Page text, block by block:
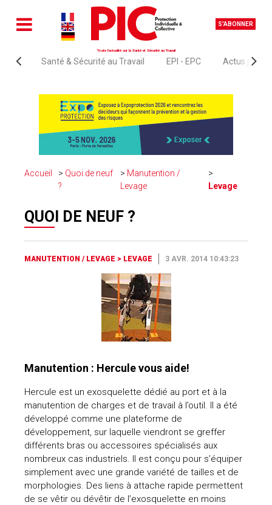
S'ABONNER
Toute l'actualité sur la Santé et Sécurité au Travail
Santé & Sécurité au Travail EPI - EPC Actus
Accueil
Quoi de neuf
?
Manutention /
Levage
Levage
QUOI DE NEUF ?
MANUTENTION / LEVAGE > LEVAGE 3 AVR. 2014 10:43:23
Manutention : Hercule vous aide!
Hercule est un exosquelette dédié au port et à la
manutention de charges et de travail à l’outil. Il a été
développé comme une plateforme de
développement, sur laquelle viendront se greffer
différents bras ou accessoires spécialisés aux
nombreux cas industriels. Il est conçu pour s’équiper
simplement avec une grande variété de tailles et de
morphologies. Des liens à attache rapide permettent
de se vêtir ou dévêtir de l’exosquelette en moins